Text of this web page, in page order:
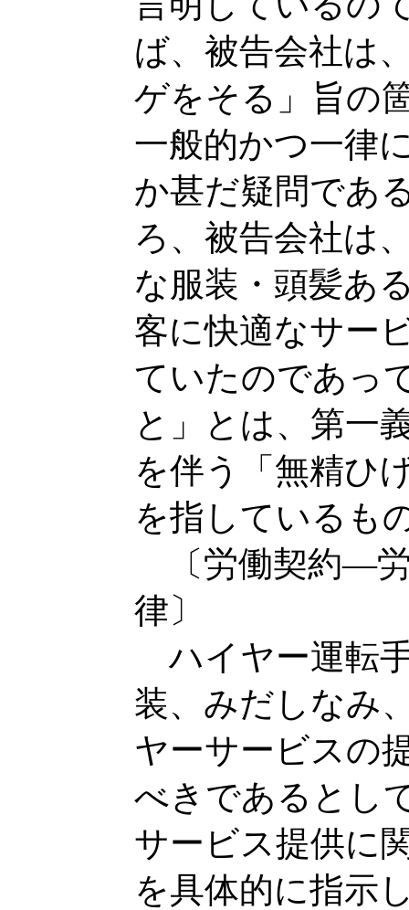
ば、被告会社は
ゲをそる」旨の
一般的かつ一律
か甚だ疑問であ
ろ、被告会社は
な服装・頭髪あ
客に快適なサー
ていたのであっ
と」とは、第一
を伴う「無精ひ
を指しているも
〔労働契約―
律〕
ハイヤー運転
装、みだしなみ
ヤーサービスの
べきであるとし
サービス提供に
を具体的に指示